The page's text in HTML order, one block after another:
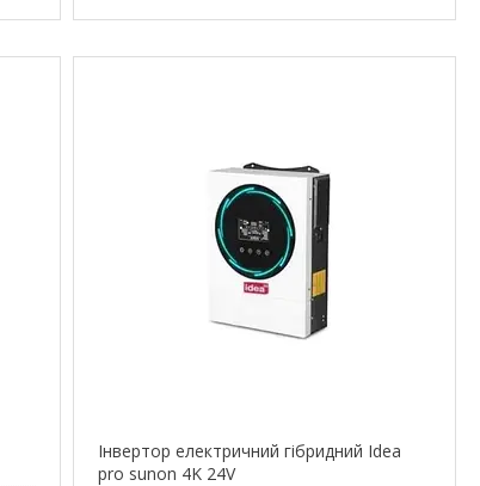
Інвертор електричний гібридний Idea
pro sunon 4K 24V